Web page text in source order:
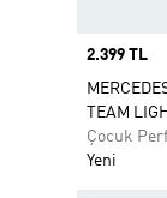
Price
2.399 TL
TEAM
Çocuk
Yeni